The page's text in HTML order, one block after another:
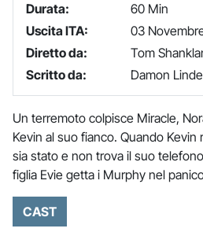
Durata:
60 Min
Uscita ITA:
03
Diretto da:
Tom
Scritto da:
Damon
Un terremoto colpisce Miracle,
Kevin al suo fianco. Quando
sia stato e non trova il suo
figlia Evie getta i Murphy nel
CAST